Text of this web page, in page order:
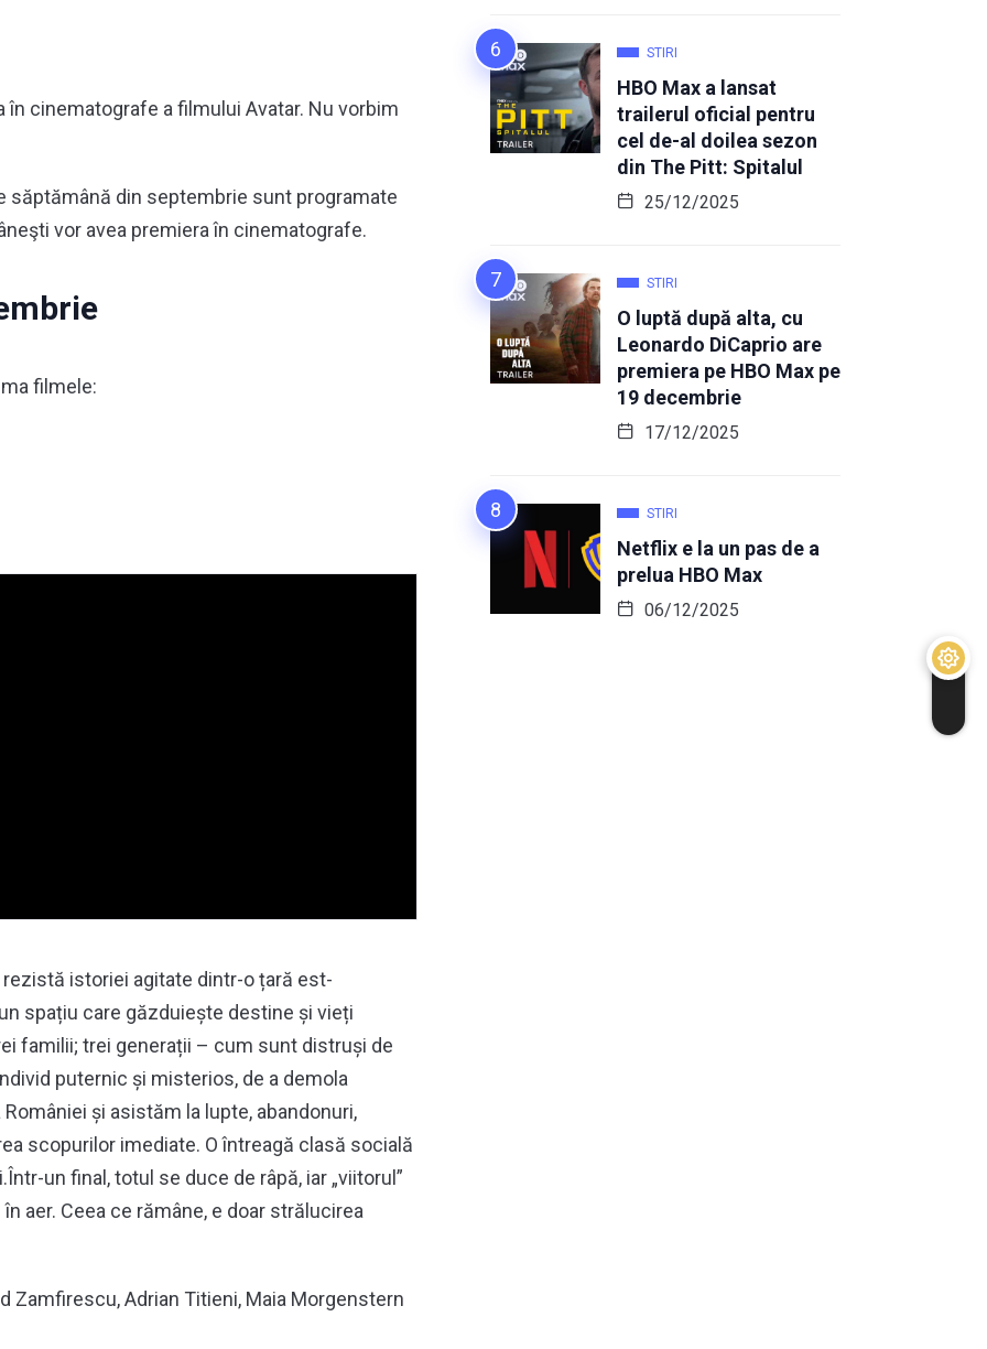
cinematografe a filmului Avatar. Nu vorbim
săptămână din septembrie sunt programate
vor avea premiera în cinematografe.
filmele:
istoriei agitate dintr-o țară est-
spațiu care găzduiește destine și vieți
familii; trei generații – cum sunt distruși de
puternic și misterios, de a demola
și asistăm la lupte, abandonuri,
scopurilor imediate. O întreagă clasă socială
un final, totul se duce de râpă, iar „viitorul”
aer. Ceea ce rămâne, e doar strălucirea
Zamfirescu, Adrian Titieni, Maia Morgenstern
STIRI
HBO Max a lansat
trailerul oficial pentru
cel de-al doilea sezon
din The Pitt: Spitalul
25/12/2025
STIRI
O luptă după alta, cu
Leonardo DiCaprio are
premiera pe HBO Max pe
19 decembrie
17/12/2025
STIRI
Netflix e la un pas de a
prelua HBO Max
06/12/2025